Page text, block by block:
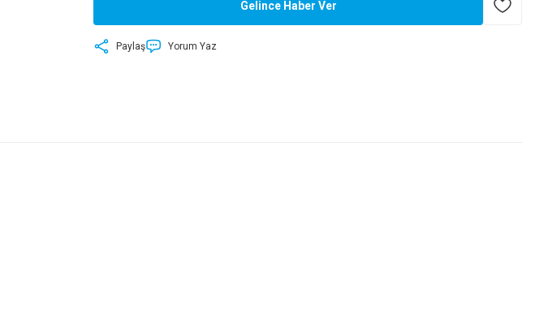
Gelince Haber Ver
Paylaş Yorum Yaz